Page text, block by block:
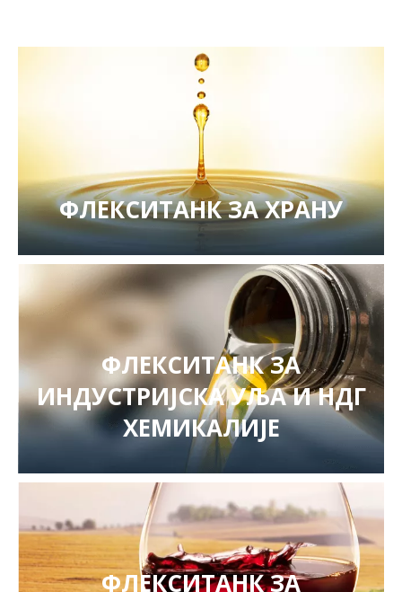
ФЛЕКСИТАНК ЗА ХРАНУ
ФЛЕКСИТАНК ЗА
ИНДУСТРИЈСКА УЉА И НДГ
ХЕМИКАЛИЈЕ
ФЛЕКСИТАНК ЗА